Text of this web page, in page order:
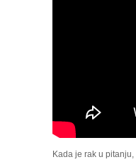
Kada je rak u